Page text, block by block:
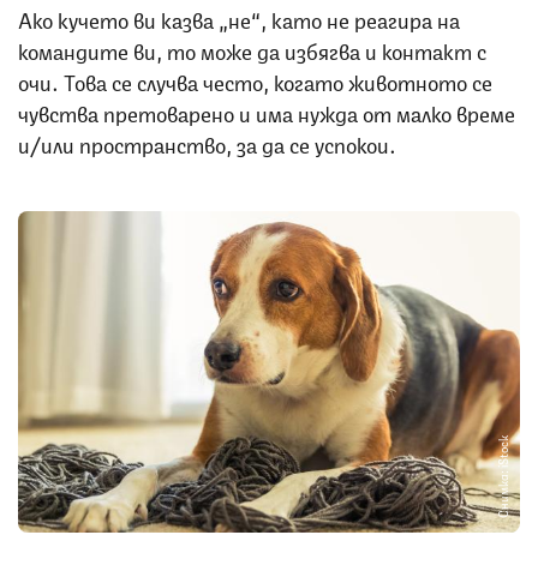
Ако кучето ви казва „не“, като не реагира на
командите ви, то може да избягва и контакт с
очи. Това се случва често, когато животното се
чувства претоварено и има нужда от малко време
и/или пространство, за да се успокои.
Снимка: iStock